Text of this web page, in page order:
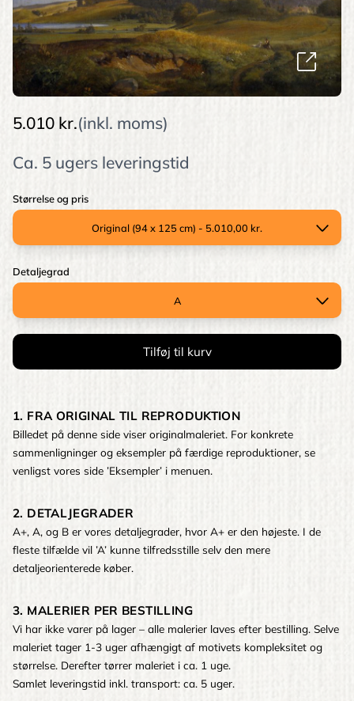
5.010 kr.(inkl. moms)
Ca. 5 ugers leveringstid
Størrelse og pris
Detaljegrad
1. FRA ORIGINAL TIL REPRODUKTION
Billedet på denne side viser originalmaleriet. For konkrete
sammenligninger og eksempler på færdige reproduktioner, se
venligst vores side ’Eksempler’ i menuen.
2. DETALJEGRADER
A+, A, og B er vores detaljegrader, hvor A+ er den højeste. I de
fleste tilfælde vil ’A’ kunne tilfredsstille selv den mere
detaljeorienterede køber.
3. MALERIER PER BESTILLING
Vi har ikke varer på lager – alle malerier laves efter bestilling. Selve
maleriet tager 1-3 uger afhængigt af motivets kompleksitet og
størrelse. Derefter tørrer maleriet i ca. 1 uge.
Samlet leveringstid inkl. transport: ca. 5 uger.